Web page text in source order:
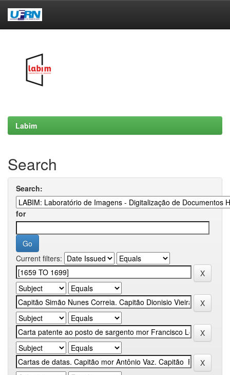
Labim
Search
Search:
for
Current filters: